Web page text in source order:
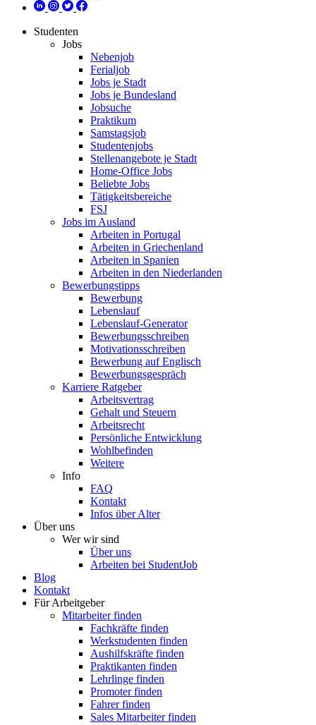
Studenten
Jobs
Nebenjob
Ferialjob
Jobs je Stadt
Jobs je Bundesland
Jobsuche
Praktikum
Samstagsjob
Studentenjobs
Stellenangebote je Stadt
Home-Office Jobs
Beliebte Jobs
Tätigkeitsbereiche
FSJ
Jobs im Ausland
Arbeiten in Portugal
Arbeiten in Griechenland
Arbeiten in Spanien
Arbeiten in den Niederlanden
Bewerbungstipps
Bewerbung
Lebenslauf
Lebenslauf-Generator
Bewerbungsschreiben
Motivationsschreiben
Bewerbung auf Englisch
Bewerbungsgespräch
Karriere Ratgeber
Arbeitsvertrag
Gehalt und Steuern
Arbeitsrecht
Persönliche Entwicklung
Wohlbefinden
Weitere
Info
FAQ
Kontakt
Infos über Alter
Über uns
Wer wir sind
Über uns
Arbeiten bei StudentJob
Blog
Kontakt
Für Arbeitgeber
Mitarbeiter finden
Fachkräfte finden
Werkstudenten finden
Aushilfskräfte finden
Praktikanten finden
Lehrlinge finden
Promoter finden
Fahrer finden
Sales Mitarbeiter finden